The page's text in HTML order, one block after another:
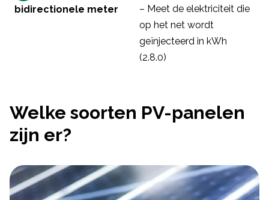
bidirectionele meter
– Meet de elektriciteit die
op het net wordt
geïnjecteerd in kWh
(2.8.0)
Welke soorten PV-panelen
zijn er?